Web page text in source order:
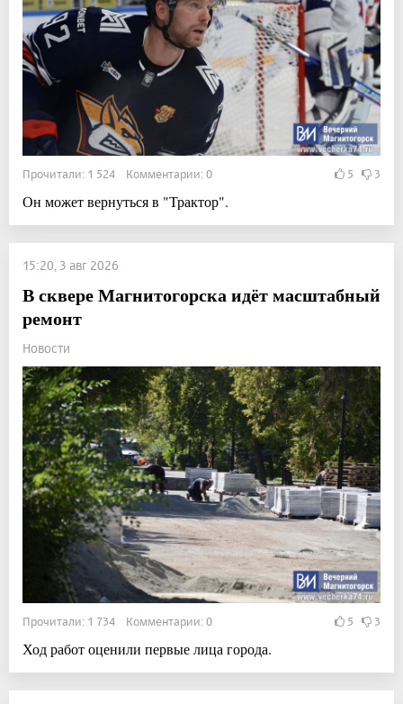
Прочитали: 1 524 Комментарии: 0 5 3
Он может вернуться в "Трактор".
15:20, 3 авг 2026
В сквере Магнитогорска идёт масштабный
ремонт
Новости
Прочитали: 1 734 Комментарии: 0 5 3
Ход работ оценили первые лица города.